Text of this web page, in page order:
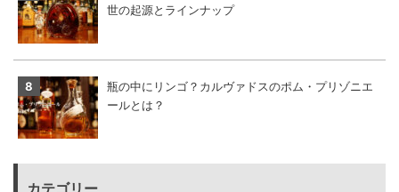
世の起源とラインナップ
瓶の中にリンゴ？カルヴァドスのポム・プリゾニエ
ールとは？